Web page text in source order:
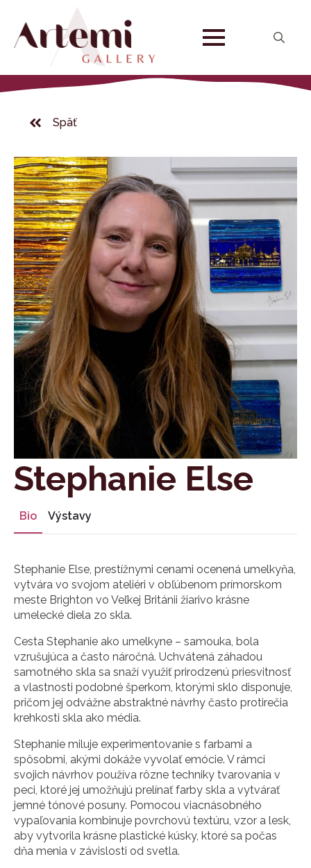
for:
Späť
Stephanie Else
Bio Výstavy
Stephanie Else, prestížnymi cenami ocenená umelkyňa,
vytvára vo svojom ateliéri v obľúbenom prímorskom
meste Brighton vo Veľkej Británii žiarivo krásne
umelecké diela zo skla.
Cesta Stephanie ako umelkyne – samouka, bola
vzrušujúca a často náročná. Uchvátená záhadou
samotného skla sa snaží využiť prirodzenú priesvitnosť
a vlastnosti podobné šperkom, ktorými sklo disponuje,
pričom jej odvážne abstraktné návrhy často protirečia
krehkosti skla ako média.
Stephanie miluje experimentovanie s farbami a
spôsobmi, akými dokáže vyvolať emócie. V rámci
svojich návrhov používa rôzne techniky tvarovania v
peci, ktoré jej umožňujú prelínať farby skla a vytvárať
jemné tónové posuny. Pomocou viacnásobného
vypaľovania kombinuje povrchovú textúru, vzor a lesk,
aby vytvorila krásne plastické kúsky, ktoré sa počas
dňa menia v závislosti od svetla.